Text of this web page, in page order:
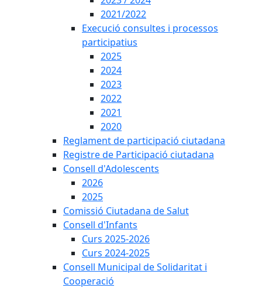
2021/2022
Execució consultes i processos
participatius
2025
2024
2023
2022
2021
2020
Reglament de participació ciutadana
Registre de Participació ciutadana
Consell d'Adolescents
2026
2025
Comissió Ciutadana de Salut
Consell d'Infants
Curs 2025-2026
Curs 2024-2025
Consell Municipal de Solidaritat i
Cooperació